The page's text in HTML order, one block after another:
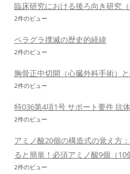
臨床研究における後ろ向き研究
2件のビュー
ペラグラ撲滅の歴史的経緯
2件のビュー
胸骨正中切開（心臓外科手術）
2件のビュー
特036第4項1号 サポート要件 抗
2件のビュー
アミノ酸20個の構造式の覚え方
ると簡単！必須アミノ酸9個（10
2件のビュー